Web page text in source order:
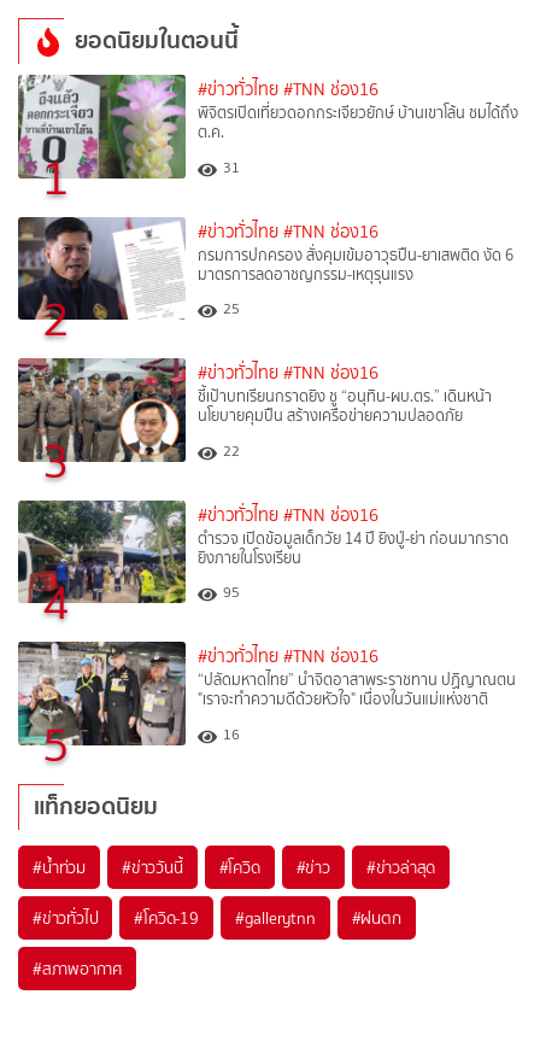
ยอดนิยมในตอนนี้
1
#ข่าวทั่วไทย #TNN ช่อง16
พิจิตรเปิดเที่ยวดอกกระเจียวยักษ์ บ้านเขาโล้น ชมได้ถึง
ต.ค.
31
2
#ข่าวทั่วไทย #TNN ช่อง16
กรมการปกครอง สั่งคุมเข้มอาวุธปืน-ยาเสพติด งัด 6
มาตรการลดอาชญกรรม-เหตุรุนแรง
25
3
#ข่าวทั่วไทย #TNN ช่อง16
ชี้เป้าบทเรียนกราดยิง ชู “อนุทิน-ผบ.ตร.” เดินหน้า
นโยบายคุมปืน สร้างเครือข่ายความปลอดภัย
22
4
#ข่าวทั่วไทย #TNN ช่อง16
ตำรวจ เปิดข้อมูลเด็กวัย 14 ปี ยิงปู่-ย่า ก่อนมากราด
ยิงภายในโรงเรียน
95
5
#ข่าวทั่วไทย #TNN ช่อง16
“ปลัดมหาดไทย” นำจิตอาสาพระราชทาน ปฏิญาณตน
"เราจะทำความดีด้วยหัวใจ" เนื่องในวันแม่แห่งชาติ
16
แท็กยอดนิยม
#น้ำท่วม #ข่าววันนี้ #โควิด #ข่าว #ข่าวล่าสุด
#ข่าวทั่วไป #โควิด-19 #gallerytnn #ฝนตก
#สภาพอากาศ